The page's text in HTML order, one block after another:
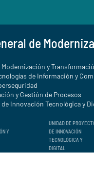
de
Modernización y
de Información y
y Gestión de Procesos
Innovación Tecnológica y
Y
UNIDAD DE
DE INNOVACIÓN
TECNOLÓGICA Y
DIGITAL